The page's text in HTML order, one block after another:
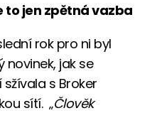
to jen zpětná vazba
rok pro ni byl
jak se
s Broker
sítí. „Člověk